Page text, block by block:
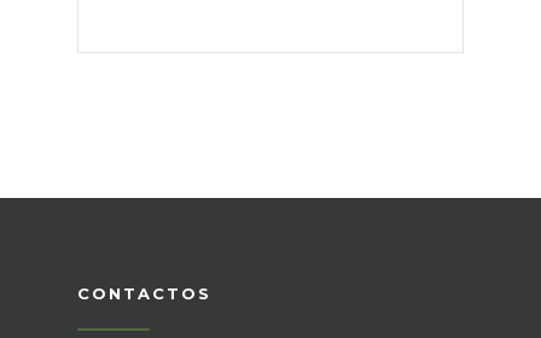
CONTACTOS